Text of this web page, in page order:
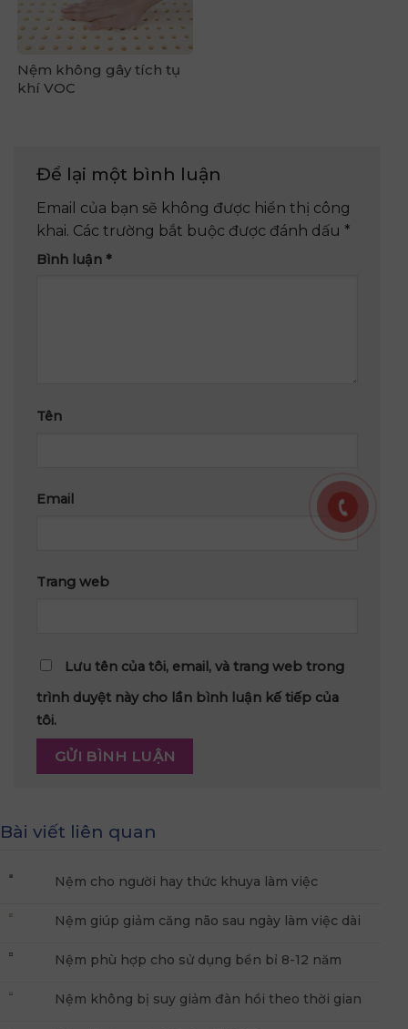
Nệm không gây tích tụ
khí VOC
Để lại một bình luận
Email của bạn sẽ không được hiển thị công
khai. Các trường bắt buộc được đánh dấu *
Bình luận *
Tên
Email
Trang web
Lưu tên của tôi, email, và trang web trong
trình duyệt này cho lần bình luận kế tiếp của
tôi.
Bài viết liên quan
Nệm cho người hay thức khuya làm việc
Nệm giúp giảm căng não sau ngày làm việc dài
Nệm phù hợp cho sử dụng bền bỉ 8-12 năm
Nệm không bị suy giảm đàn hồi theo thời gian